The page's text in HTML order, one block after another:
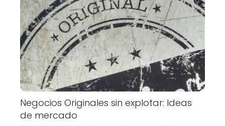
Negocios Originales sin explotar: Ideas
de mercado